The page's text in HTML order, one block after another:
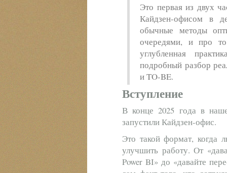
Это первая из двух
Кайдзен-офисом в
обычные методы
очередями, и про
углубленная
подробный разбор
и TO-BE.
Вступление
В конце 2025 года в
запустили Кайдзен-офис.
Это такой формат, когда
улучшить работу. От
Power BI» до «давайте